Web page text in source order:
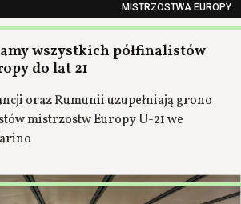
MISTRZOSTWA EUROPY
wszystkich półfinalistów
do lat 21
oraz Rumunii uzupełniają grono
mistrzostw Europy U-21 we